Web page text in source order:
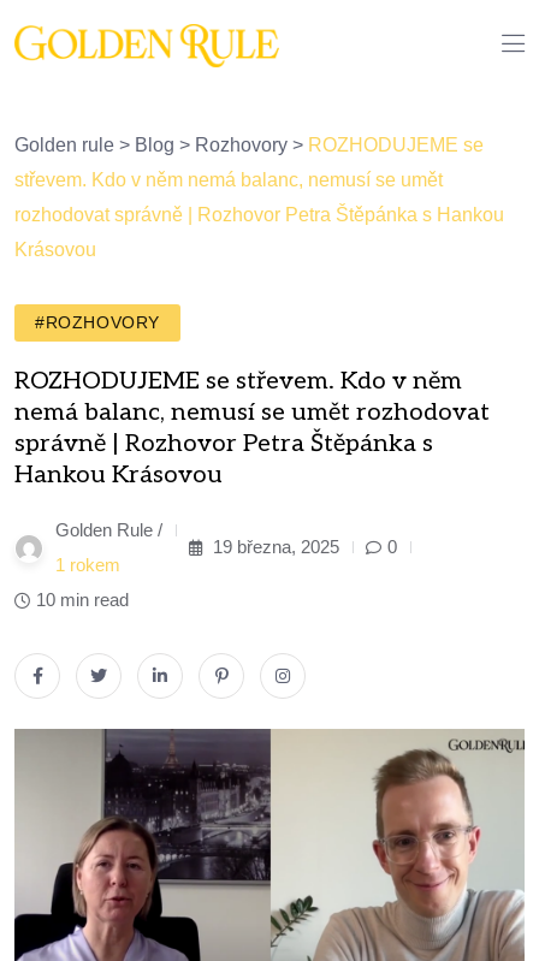
Golden rule > Blog > Rozhovory > ROZHODUJEME se
střevem. Kdo v něm nemá balanc, nemusí se umět
rozhodovat správně | Rozhovor Petra Štěpánka s Hankou
Krásovou
#ROZHOVORY
ROZHODUJEME se střevem. Kdo v něm
nemá balanc, nemusí se umět rozhodovat
správně | Rozhovor Petra Štěpánka s
Hankou Krásovou
Golden Rule /
1 rokem
19 března, 2025 0
10 min read